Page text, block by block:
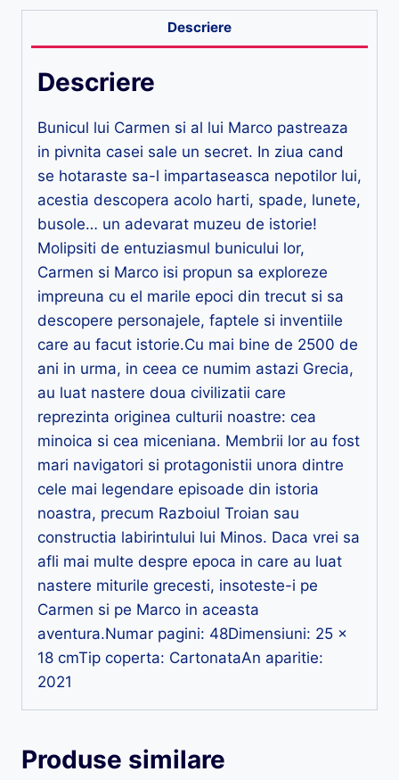
Descriere
Descriere
Bunicul lui Carmen si al lui Marco pastreaza
in pivnita casei sale un secret. In ziua cand
se hotaraste sa-l impartaseasca nepotilor lui,
acestia descopera acolo harti, spade, lunete,
busole… un adevarat muzeu de istorie!
Molipsiti de entuziasmul bunicului lor,
Carmen si Marco isi propun sa exploreze
impreuna cu el marile epoci din trecut si sa
descopere personajele, faptele si inventiile
care au facut istorie.Cu mai bine de 2500 de
ani in urma, in ceea ce numim astazi Grecia,
au luat nastere doua civilizatii care
reprezinta originea culturii noastre: cea
minoica si cea miceniana. Membrii lor au fost
mari navigatori si protagonistii unora dintre
cele mai legendare episoade din istoria
noastra, precum Razboiul Troian sau
constructia labirintului lui Minos. Daca vrei sa
afli mai multe despre epoca in care au luat
nastere miturile grecesti, insoteste-i pe
Carmen si pe Marco in aceasta
aventura.Numar pagini: 48Dimensiuni: 25 x
18 cmTip coperta: CartonataAn aparitie:
2021
Produse similare